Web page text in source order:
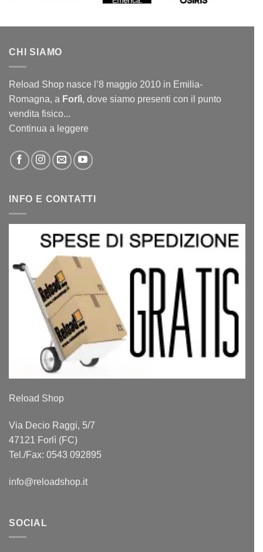
CHI SIAMO
Reload Shop nasce l’8 maggio 2010 in Emilia-
Romagna, a Forlì, dove siamo presenti con il punto
vendita fisico...
Continua a leggere
INFO E CONTATTI
Reload Shop
Via Decio Raggi, 5/7
47121 Forlì (FC)
Tel./Fax: 0543 092895
info@reloadshop.it
SOCIAL